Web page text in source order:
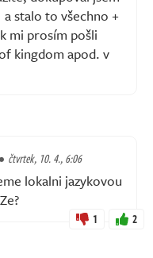
stalo to všechno +
mi prosím pošli
kingdom apod. v
čtvrtek, 10. 4., 6:06
lokalni jazykovou
1 2